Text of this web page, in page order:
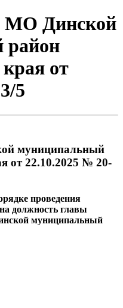
МО Динской
район
от
5
муниципальный
от 22.10.2025 № 20-
проведения
должность главы
муниципальный